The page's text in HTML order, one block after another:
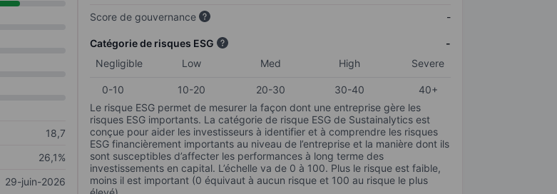
18,7
26,1%
29-juin-2026
Score de gouvernance
-
Catégorie de risques ESG
-
Negligible
Low Med High Severe
0-10 10-20 20-30 30-40
40+
Le risque ESG permet de mesurer la façon dont une entreprise gère les
risques ESG importants. La catégorie de risque ESG de Sustainalytics est
conçue pour aider les investisseurs à identifier et à comprendre les risques
ESG financièrement importants au niveau de l’entreprise et la manière dont ils
sont susceptibles d’affecter les performances à long terme des
investissements en capital. L’échelle va de 0 à 100. Plus le risque est faible,
moins il est important (0 équivaut à aucun risque et 100 au risque le plus